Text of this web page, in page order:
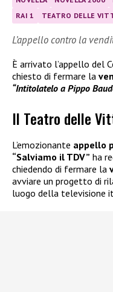
RAI 1
TEATRO DELLE
L’appello contro la
È arrivato l’appello del
chiesto di fermare la
“Intitolatelo a Pippo
Il Teatro delle
L’emozionante appello
“Salviamo il TDV” ha
chiedendo di fermare la
avviare un progetto di
luogo della televisione